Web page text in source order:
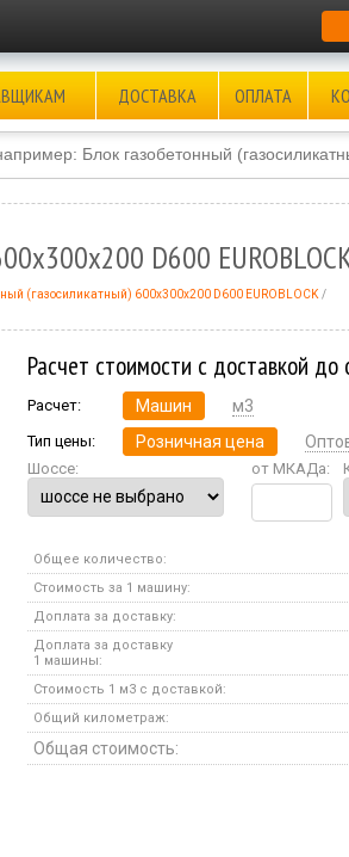
ДОСТАВКА ОПЛАТА
D600
(газосиликатный) 600x300x200 D600 EUROBLOCK
Расчет стоимости с доставкой до
Расчет: Машин м3
Тип цены: Розничная цена
Шоссе: от МКАДа:
Общее количество:
Стоимость за 1 машину:
Доплата за доставку:
Доплата за доставку
1 машины:
Стоимость 1 м3 с доставкой:
Общий километраж:
Общая стоимость: